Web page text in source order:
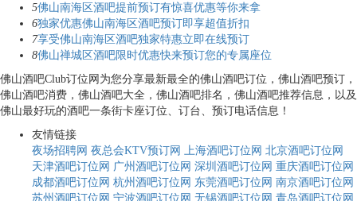
5佛山南海区酒吧提前预订有惊喜优惠等你来拿
6独家优惠佛山南海区酒吧预订即享超值折扣
7享受佛山南海区酒吧独家特惠立即在线预订
8佛山禅城区酒吧限时优惠快来预订您的专属座位
佛山酒吧Club订位网为您分享最新最全的佛山酒吧订位，佛山酒吧预订，
佛山酒吧消费，佛山酒吧大全，佛山酒吧排名，佛山酒吧推荐信息，以及
佛山最好玩的酒吧一条街卡座订位、订台、预订电话信息！
友情链接
夜场招聘网 夜总会KTV预订网 上海酒吧订位网 北京酒吧订位网
天津酒吧订位网 广州酒吧订位网 深圳酒吧订位网 重庆酒吧订位网
成都酒吧订位网 杭州酒吧订位网 东莞酒吧订位网 南京酒吧订位网
苏州酒吧订位网 宁波酒吧订位网 无锡酒吧订位网 青岛酒吧订位网